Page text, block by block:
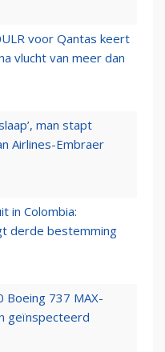
voor Qantas keert
vlucht van meer dan
man stapt
Airlines-Embraer
in Colombia:
derde bestemming
Boeing 737 MAX-
geïnspecteerd